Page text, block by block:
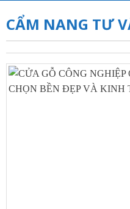
CẨM NANG TƯ